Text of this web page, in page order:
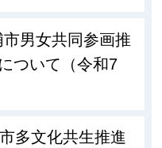
男女共同参画推
ついて（令和7
多文化共生推進